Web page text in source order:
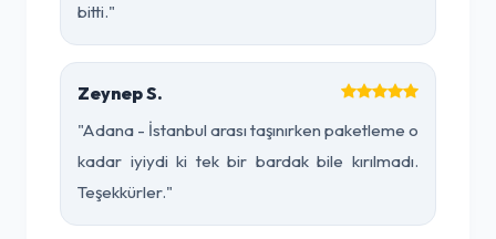
bitti."
Zeynep S.
"Adana - İstanbul arası taşınırken paketleme o
kadar iyiydi ki tek bir bardak bile kırılmadı.
Teşekkürler."